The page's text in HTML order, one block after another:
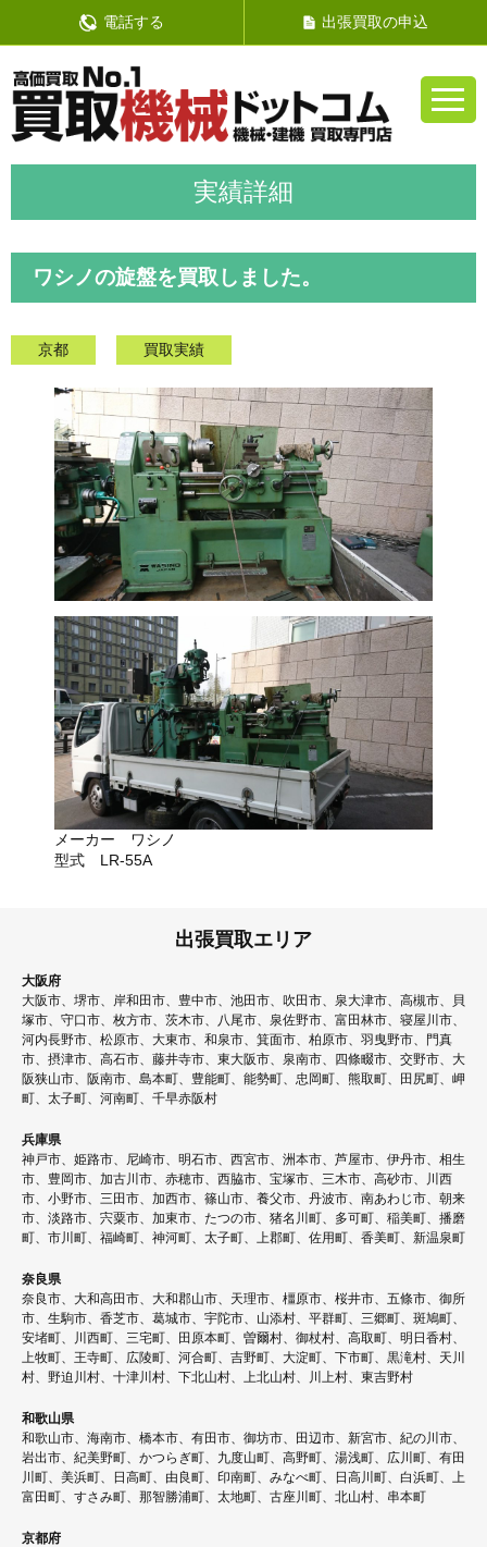
電話する 出張買取の申込
ワシノの旋盤を買取しました。
京都 買取実績
メーカー ワシノ
型式 LR-55A
出張買取エリア
大阪府
大阪市、堺市、岸和田市、豊中市、池田市、吹田市、泉大津市、高槻市、貝
塚市、守口市、枚方市、茨木市、八尾市、泉佐野市、富田林市、寝屋川市、
河内長野市、松原市、大東市、和泉市、箕面市、柏原市、羽曳野市、門真
市、摂津市、高石市、藤井寺市、東大阪市、泉南市、四條畷市、交野市、大
阪狭山市、阪南市、島本町、豊能町、能勢町、忠岡町、熊取町、田尻町、岬
町、太子町、河南町、千早赤阪村
兵庫県
神戸市、姫路市、尼崎市、明石市、西宮市、洲本市、芦屋市、伊丹市、相生
市、豊岡市、加古川市、赤穂市、西脇市、宝塚市、三木市、高砂市、川西
市、小野市、三田市、加西市、篠山市、養父市、丹波市、南あわじ市、朝来
市、淡路市、宍粟市、加東市、たつの市、猪名川町、多可町、稲美町、播磨
町、市川町、福崎町、神河町、太子町、上郡町、佐用町、香美町、新温泉町
奈良県
奈良市、大和高田市、大和郡山市、天理市、橿原市、桜井市、五條市、御所
市、生駒市、香芝市、葛城市、宇陀市、山添村、平群町、三郷町、斑鳩町、
安堵町、川西町、三宅町、田原本町、曽爾村、御杖村、高取町、明日香村、
上牧町、王寺町、広陵町、河合町、吉野町、大淀町、下市町、黒滝村、天川
村、野迫川村、十津川村、下北山村、上北山村、川上村、東吉野村
和歌山県
和歌山市、海南市、橋本市、有田市、御坊市、田辺市、新宮市、紀の川市、
岩出市、紀美野町、かつらぎ町、九度山町、高野町、湯浅町、広川町、有田
川町、美浜町、日高町、由良町、印南町、みなべ町、日高川町、白浜町、上
富田町、すさみ町、那智勝浦町、太地町、古座川町、北山村、串本町
京都府